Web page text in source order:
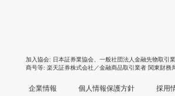
加入協会 日本証券業協会 一般社団法人金融先物取引
商号等 楽天証券株式会社／金融商品取引業者 関東財
企業情報 個人情報保護方針 採用